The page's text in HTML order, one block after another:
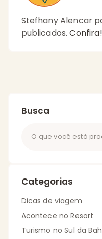
Stefhany Alencar
publicados.Confira!
Busca
Categorias
Dicas de viagem
Acontece no Resort
Turismo no Sul da